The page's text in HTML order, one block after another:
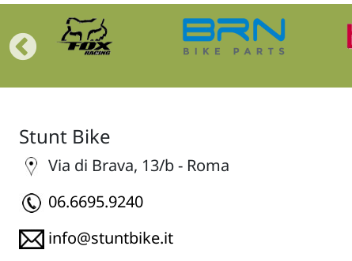
Stunt Bike
Via di Brava, 13/b - Roma
06.6695.9240
info@stuntbike.it